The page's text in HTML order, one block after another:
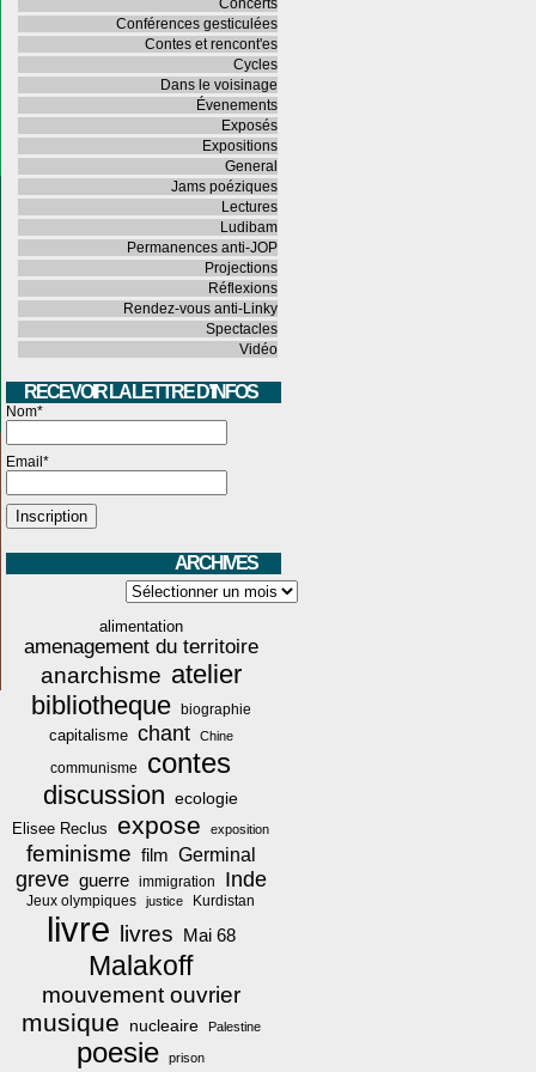
Concerts
Conférences gesticulées
Contes et rencont'es
Cycles
Dans le voisinage
Évenements
Exposés
Expositions
General
Jams poéziques
Lectures
Ludibam
Permanences anti-JOP
Projections
Réflexions
Rendez-vous anti-Linky
Spectacles
Vidéo
RECEVOIR LA LETTRE D’INFOS
Nom*
Email*
ARCHIVES
alimentation
amenagement du territoire
anarchisme atelier
bibliotheque
biographie
capitalisme chant Chine
communisme contes
discussion ecologie
Elisee Reclus expose exposition
feminisme film Germinal
greve guerre immigration Inde
Jeux olympiques justice Kurdistan
livre livres Mai 68
Malakoff
mouvement ouvrier
musique nucleaire Palestine
poesie prison